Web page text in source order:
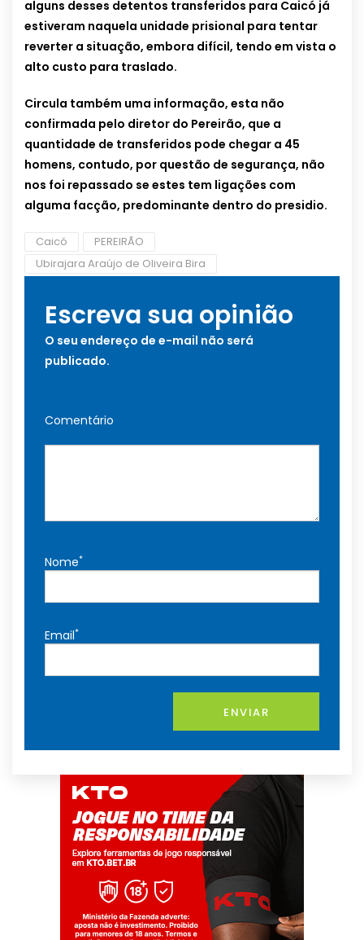
alguns desses detentos transferidos para Caicó já
estiveram naquela unidade prisional para tentar
reverter a situação, embora difícil, tendo em vista o
alto custo para traslado.
Circula também uma informação, esta não
confirmada pelo diretor do Pereirão, que a
quantidade de transferidos pode chegar a 45
homens, contudo, por questão de segurança, não
nos foi repassado se estes tem ligações com
alguma facção, predominante dentro do presidio.
Caicó
PEREIRÃO
Ubirajara Araújo de Oliveira Bira
Escreva sua opinião
O seu endereço de e-mail não será
publicado.
Comentário
Nome*
Email*
ENVIAR